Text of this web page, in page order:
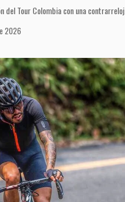
del Tour Colombia con una contrarreloj…
2026